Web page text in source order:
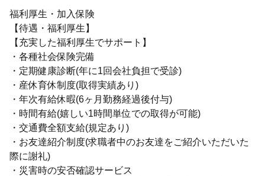
福利厚生・加入保険
【待遇・福利厚生】
【充実した福利厚生でサポート】
・各種社会保険完備
・定期健康診断(年に1回会社負担で受診)
・産休育休制度(取得実績あり)
・年次有給休暇(6ヶ月勤務経過後付与)
・時間有給(嬉しい1時間単位での取得が可能)
・交通費全額支給(規定あり)
・お友達紹介制度(求職者中のお友達をご紹介いただいた
際に謝礼)
・災害時の安否確認サービス